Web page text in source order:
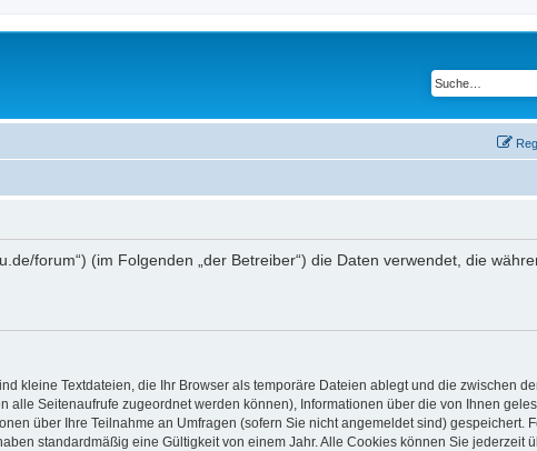
forum“) (im Folgenden „der Betreiber“) die Daten verwendet, die
kleine Textdateien, die Ihr Browser als temporäre Dateien ablegt und die zwischen
Seitenaufrufe zugeordnet werden können), Informationen über die von Ihnen
über Ihre Teilnahme an Umfragen (sofern Sie nicht angemeldet sind) gespeichert.
standardmäßig eine Gültigkeit von einem Jahr. Alle Cookies können Sie jederzeit